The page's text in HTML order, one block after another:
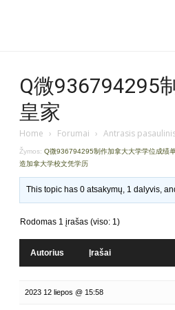
Q微936794295
皇家
Home › Forumai › Antrasis
Žymos: Q微936794295制作加拿大大学学位成绩
造加拿大学校文凭学历
This topic has 0 atsakymų, 1 dalyvis,
Rodomas 1 įrašas (viso: 1)
Autorius Įrašai
2023 12 liepos @ 15:58